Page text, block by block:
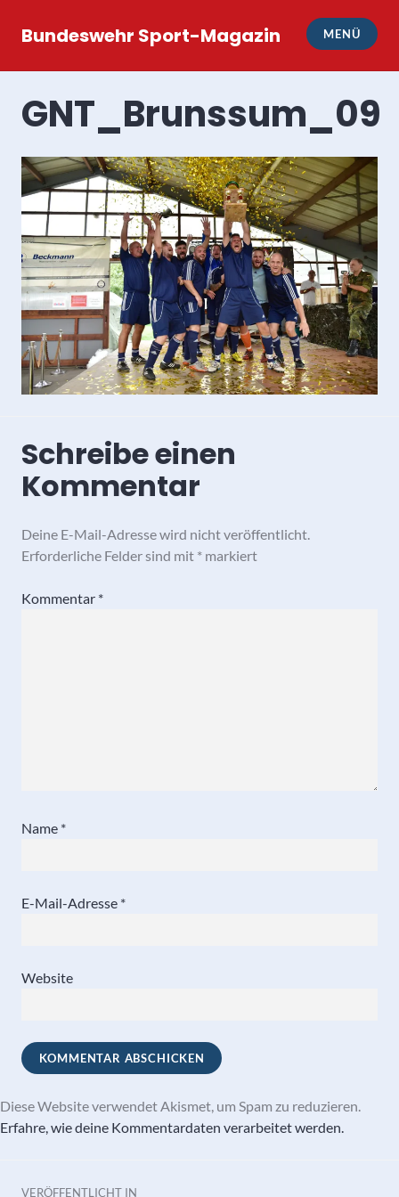
InhaltBundeswehr Sport-Magazin MENÜ
GNT_Brunssum_09
Schreibe einen
Kommentar
Deine E-Mail-Adresse wird nicht veröffentlicht.
Erforderliche Felder sind mit * markiert
Kommentar *
Name *
E-Mail-Adresse *
Website
Diese Website verwendet Akismet, um Spam zu reduzieren.
Erfahre, wie deine Kommentardaten verarbeitet werden.
VERÖFFENTLICHT IN